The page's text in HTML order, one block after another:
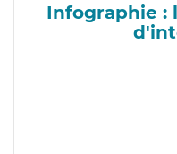
Infographie :